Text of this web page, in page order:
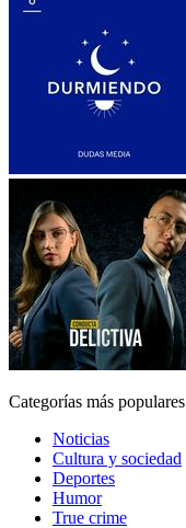
Categorías más populares
Noticias
Cultura y sociedad
Deportes
Humor
True crime